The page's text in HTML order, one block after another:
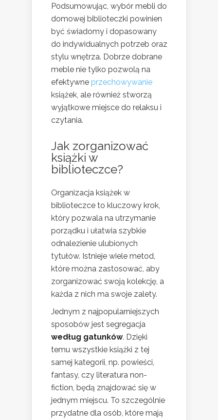
Podsumowując, wybór mebli do
domowej biblioteczki powinien
być świadomy i dopasowany
do indywidualnych potrzeb oraz
stylu wnętrza. Dobrze dobrane
meble nie tylko pozwolą na
efektywne przechowywanie
książek, ale również stworzą
wyjątkowe miejsce do relaksu i
czytania.
Jak zorganizować
książki w
biblioteczce?
Organizacja książek w
biblioteczce to kluczowy krok,
który pozwala na utrzymanie
porządku i ułatwia szybkie
odnalezienie ulubionych
tytułów. Istnieje wiele metod,
które można zastosować, aby
zorganizować swoją kolekcję, a
każda z nich ma swoje zalety.
Jednym z najpopularniejszych
sposobów jest segregacja
według gatunków. Dzięki
temu wszystkie książki z tej
samej kategorii, np. powieści,
fantasy, czy literatura non-
fiction, będą znajdować się w
jednym miejscu. To szczególnie
przydatne dla osób, które mają